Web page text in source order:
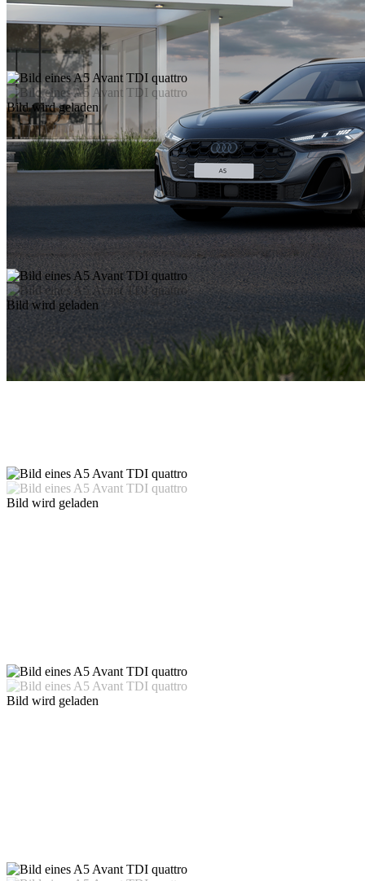
Bild wird geladen
Bild wird geladen
Bild wird geladen
Bild wird geladen